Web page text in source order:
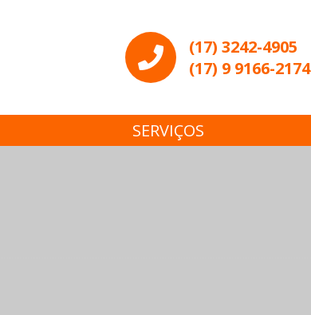
(17) 3242-4905
(17) 9 9166-2174
SERVIÇOS